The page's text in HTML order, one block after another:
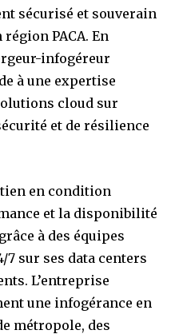
sécurisé et souverain
PACA. En
infogéreur
à une expertise
cloud sur
et de résilience
en condition
et la disponibilité
à des équipes
sur ses data centers
L’entreprise
une infogérance en
métropole, des